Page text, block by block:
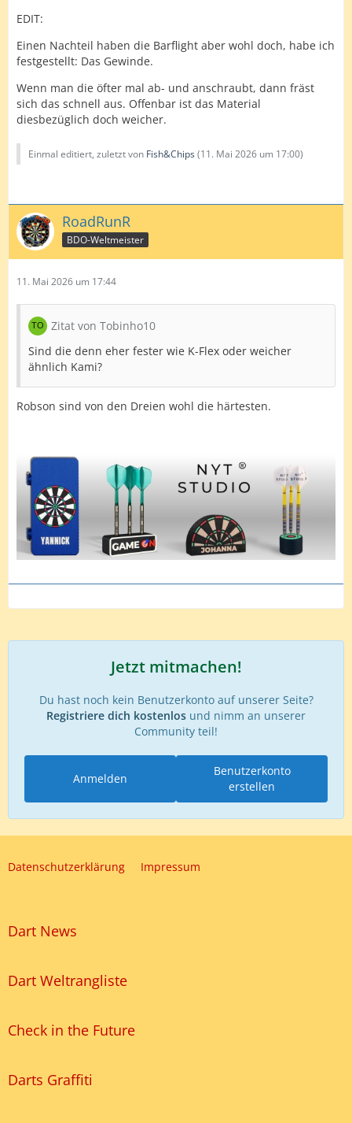
EDIT:
Einen Nachteil haben die Barflight aber wohl doch, habe ich
festgestellt: Das Gewinde.
Wenn man die öfter mal ab- und anschraubt, dann fräst
sich das schnell aus. Offenbar ist das Material
diesbezüglich doch weicher.
Einmal editiert, zuletzt von Fish&Chips(11. Mai 2026 um 17:00)
RoadRunR
BDO-Weltmeister
11. Mai 2026 um 17:44
Zitat von Tobinho10
Sind die denn eher fester wie K-Flex oder weicher
ähnlich Kami?
Robson sind von den Dreien wohl die härtesten.
Jetzt mitmachen!
Du hast noch kein Benutzerkonto auf unserer Seite?
Registriere dich kostenlos und nimm an unserer
Community teil!
Benutzerkonto
erstellen
Anmelden
Datenschutzerklärung Impressum
Dart News
Dart Weltrangliste
Check in the Future
Darts Graffiti